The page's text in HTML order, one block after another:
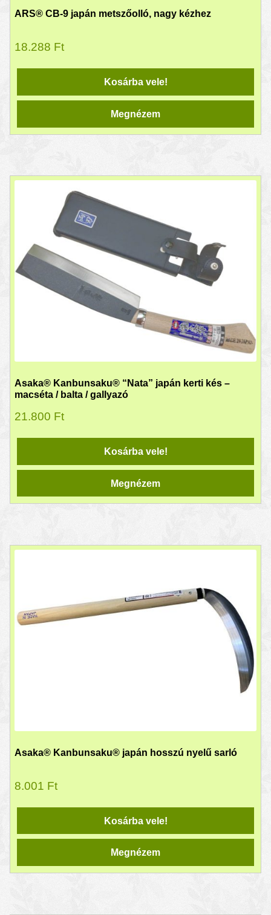
ARS® CB-9 japán metszőolló, nagy kézhez
18.288 Ft
Kosárba vele!
Megnézem
Asaka® Kanbunsaku® “Nata” japán kerti kés –
macséta / balta / gallyazó
21.800 Ft
Kosárba vele!
Megnézem
Asaka® Kanbunsaku® japán hosszú nyelű sarló
8.001 Ft
Kosárba vele!
Megnézem